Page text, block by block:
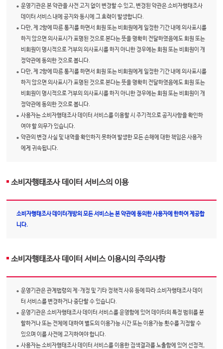
운영기관은 본 약관을 사전 고지 없이 변경할 수 있고, 변경된 약관은 소비자행태조사
데이터 서비스 내에 공지와 동시에 그 효력이 발생합니다.
다만, 제 2항에 따른 통지를 하면서 회원 또는 비회원에게 일정한 기간 내에 의사표시를
하지 않으면 의사표시가 표명된 것으로 본다는 뜻을 명확히 전달하였음에도 회원 또는
비회원이 명시적으로 거부의 의사표시를 하지 아니한 경우에는 회원 또는 비회원이 개
정약관에 동의한 것으로 봅니다.
다만, 제 2항에 따른 통지를 하면서 회원 또는 비회원에게 일정한 기간 내에 의사표시를
하지 않으면 의사표시가 표명된 것으로 본다는 뜻을 명확히 전달하였음에도 회원 또는
비회원이 명시적으로 거부의 의사표시를 하지 아니한 경우에는 회원 또는 비회원이 개
정약관에 동의한 것으로 봅니다.
사용자는 소비자행태조사 데이터 서비스를 이용할 시 주기적으로 공지사항을 확인하
여야 할 의무가 있습니다.
약관의 변경 사실 및 내역을 확인하지 못하여 발생한 모든 손해에 대한 책임은 사용자
에게 귀속됩니다.
소비자행태조사 데이터 서비스의 이용
소비자행태조사 데이터개방의 모든 서비스는 본 약관에 동의한 사용자에 한하여 제공합
니다.
소비자행태조사 데이터 서비스 이용시의 주의사항
운영기관은 관계법령의 제·개정 및 기타 정책적 사유 등에 따라 소비자행태조사 데이
터 서비스를 변경하거나 중단할 수 있습니다.
운영기관은 소비자행태조사 데이터 서비스를 운영함에 있어 데이터의 특정 범위를 분
할하거나 또는 전체에 대하여 별도의 이용가능 시간 또는 이용가능 횟수를 지정할 수
있으며 이를 사전에 고지하여야 합니다.
사용자는 소비자행태조사 데이터 서비스를 이용한 검색결과를 노출함에 있어 선정적,